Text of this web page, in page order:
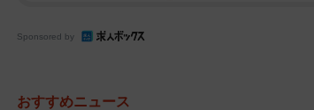
Sponsored by
おすすめニュース